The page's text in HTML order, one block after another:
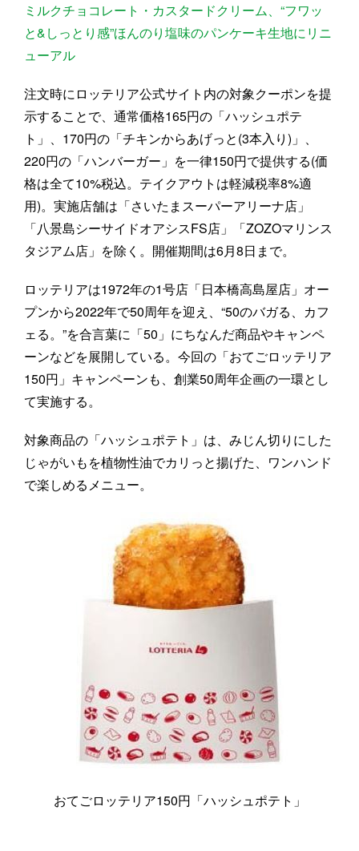
ミルクチョコレート・カスタードクリーム、“フワッ
と&しっとり感”ほんのり塩味のパンケーキ生地にリニ
ューアル
注文時にロッテリア公式サイト内の対象クーポンを提
示することで、通常価格165円の「ハッシュポテ
ト」、170円の「チキンからあげっと(3本入り)」、
220円の「ハンバーガー」を一律150円で提供する(価
格は全て10%税込。テイクアウトは軽減税率8%適
用)。実施店舗は「さいたまスーパーアリーナ店」
「八景島シーサイドオアシスFS店」「ZOZOマリンス
タジアム店」を除く。開催期間は6月8日まで。
ロッテリアは1972年の1号店「日本橋高島屋店」オー
プンから2022年で50周年を迎え、“50のバガる、カフ
ェる。”を合言葉に「50」にちなんだ商品やキャンペ
ーンなどを展開している。今回の「おてごロッテリア
150円」キャンペーンも、創業50周年企画の一環とし
て実施する。
対象商品の「ハッシュポテト」は、みじん切りにした
じゃがいもを植物性油でカリっと揚げた、ワンハンド
で楽しめるメニュー。
おてごロッテリア150円「ハッシュポテト」